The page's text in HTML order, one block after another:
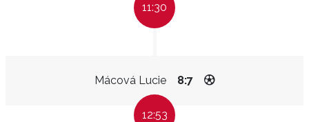
11:30
Mácová Lucie 8:7
12:53